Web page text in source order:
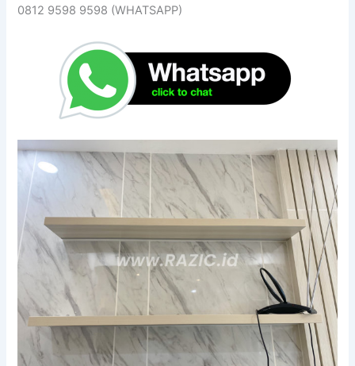
0812 9598 9598 (WHATSAPP)